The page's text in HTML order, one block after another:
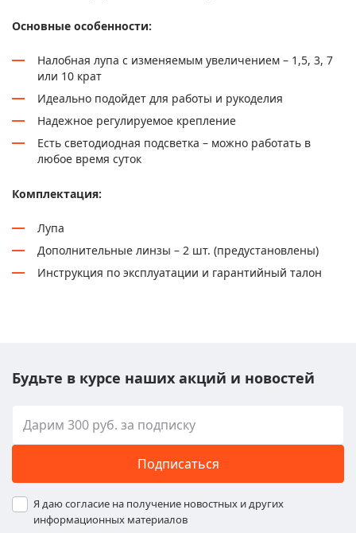
Основные особенности:
Налобная лупа с изменяемым увеличением – 1,5, 3, 7
или 10 крат
Идеально подойдет для работы и рукоделия
Надежное регулируемое крепление
Есть светодиодная подсветка – можно работать в
любое время суток
Комплектация:
Лупа
Дополнительные линзы – 2 шт. (предустановлены)
Инструкция по эксплуатации и гарантийный талон
Будьте в курсе наших акций и новостей
Подписаться
Я даю согласие на получение новостных и других
информационных материалов